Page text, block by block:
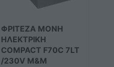
ΦΡΙΤΕΖΑ ΜΟΝΗ
ΗΛΕΚΤΡΙΚΗ
COMPACT F70C 7LT
/230V M&M